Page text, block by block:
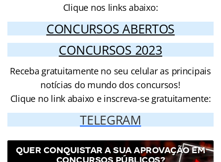
Clique nos links abaixo:
CONCURSOS ABERTOS
CONCURSOS 2023
Receba gratuitamente no seu celular as principais
notícias do mundo dos concursos!
Clique no link abaixo e inscreva-se gratuitamente:
TELEGRAM
QUER CONQUISTAR A SUA APROVAÇÃO EM
CONCURSOS PÚBLICOS?